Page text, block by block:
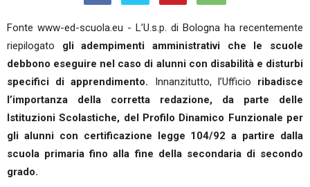
Fonte www-ed-scuola.eu - L’U.s.p. di Bologna ha recentemente
riepilogato gli adempimenti amministrativi che le scuole
debbono eseguire nel caso di alunni con disabilità e disturbi
specifici di apprendimento. Innanzitutto, l’Ufficio ribadisce
l’importanza della corretta redazione, da parte delle
Istituzioni Scolastiche, del Profilo Dinamico Funzionale per
gli alunni con certificazione legge 104/92 a partire dalla
scuola primaria fino alla fine della secondaria di secondo
grado.